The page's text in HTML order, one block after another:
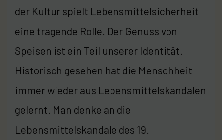
der Kultur spielt Lebensmittelsicherheit
eine tragende Rolle. Der Genuss von
Speisen ist ein Teil unserer Identität.
Historisch gesehen hat die Menschheit
immer wieder aus Lebensmittelskandalen
gelernt. Man denke an die
Lebensmittelskandale des 19.